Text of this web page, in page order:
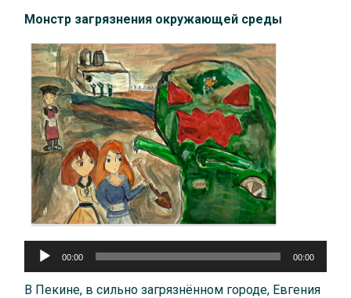
Монстр загрязнения окружающей среды
Аудиоплеер
00:00 00:00
В Пекине, в сильно загрязнённом городе, Евгения